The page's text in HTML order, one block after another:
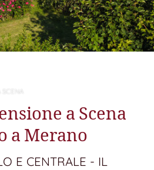
a Scena
a Merano
E CENTRALE - IL